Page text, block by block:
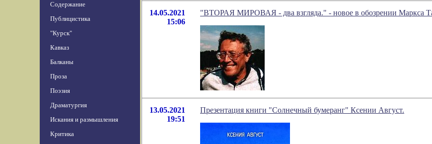
Содержание
Публицистика
"Курск"
Кавказ
Балканы
Проза
Поэзия
Драматургия
Искания и размышления
Критика
14.05.2021
15:06
"ВТОРАЯ МИРОВАЯ - два взгляда." - новое в обозрении Маркса
13.05.2021
19:51
Презентация книги "Солнечный бумеранг" Ксении Август.